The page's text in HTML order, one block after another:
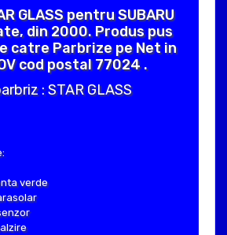
GLASS pentru SUBARU
din 2000. Produs pus
catre Parbrize pe Net in
cod postal 77024 .
: STAR GLASS
verde